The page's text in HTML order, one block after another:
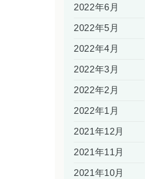
2022年6月
2022年5月
2022年4月
2022年3月
2022年2月
2022年1月
2021年12月
2021年11月
2021年10月